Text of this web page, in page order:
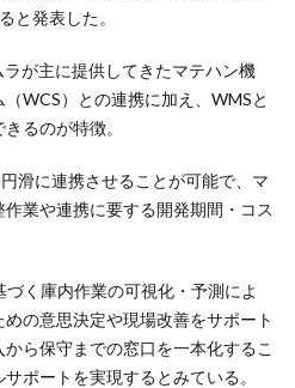
と発表した。
が主に提供してきたマテハン機
WCS）との連携に加え、WMSと
るのが特徴。
滑に連携させることが可能で、マ
業や連携に要する開発期間・コス
く庫内作業の可視化・予測によ
の意思決定や現場改善をサポート
ら保守までの窓口を一本化するこ
ポートを実現するとみている。